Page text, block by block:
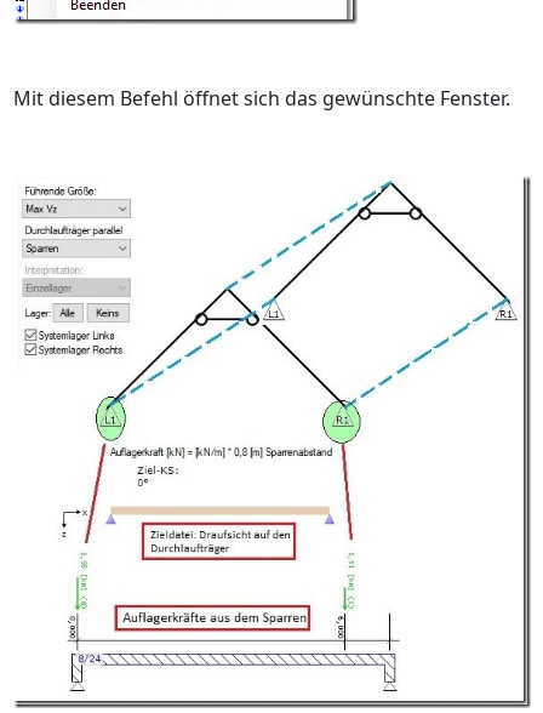
Mit diesem Befehl öffnet sich das gewünschte Fenster.